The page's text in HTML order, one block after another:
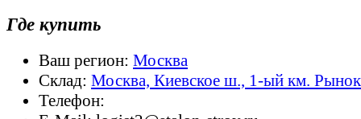
Где купить
Ваш регион: Москва
Склад: Москва, Киевское ш., 1-ый км.
Телефон: